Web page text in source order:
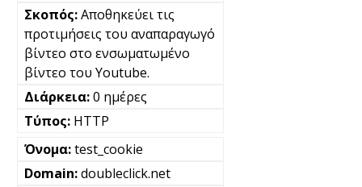
Αποθηκεύει τις
προτιμήσεις του αναπαραγωγό
βίντεο στο ενσωματωμένο
βίντεο του Youtube.
0 ημέρες
HTTP
test_cookie
doubleclick.net